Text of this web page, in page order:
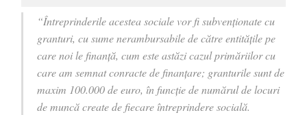
“Întreprinderile acestea sociale vor fi subvenţionate cu
granturi, cu sume nerambursabile de către entităţile pe
care noi le finanţă, cum este astăzi cazul primăriilor cu
care am semnat conracte de finanţare; granturile sunt de
maxim 100.000 de euro, în funcţie de numărul de locuri
de muncă create de fiecare întreprindere socială.